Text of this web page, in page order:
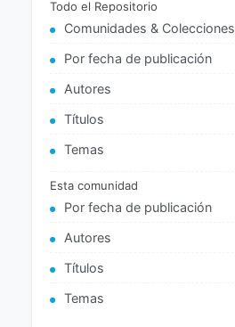
Todo el Repositorio
Comunidades & Colecciones
Por fecha de publicación
Autores
Títulos
Temas
Esta comunidad
Por fecha de publicación
Autores
Títulos
Temas